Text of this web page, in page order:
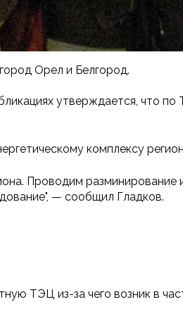
Орел и Белгород.
утверждается, что
комплексу
Проводим
— сообщил Гладков.
ТЭЦ из-за чего возник в